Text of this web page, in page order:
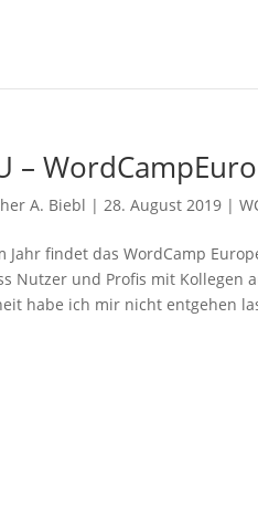
–
A. Biebl |28. August 2019 |
Jahr findet das WordCamp
Nutzer und Profis mit Kollegen
habe ich mir nicht entgehen